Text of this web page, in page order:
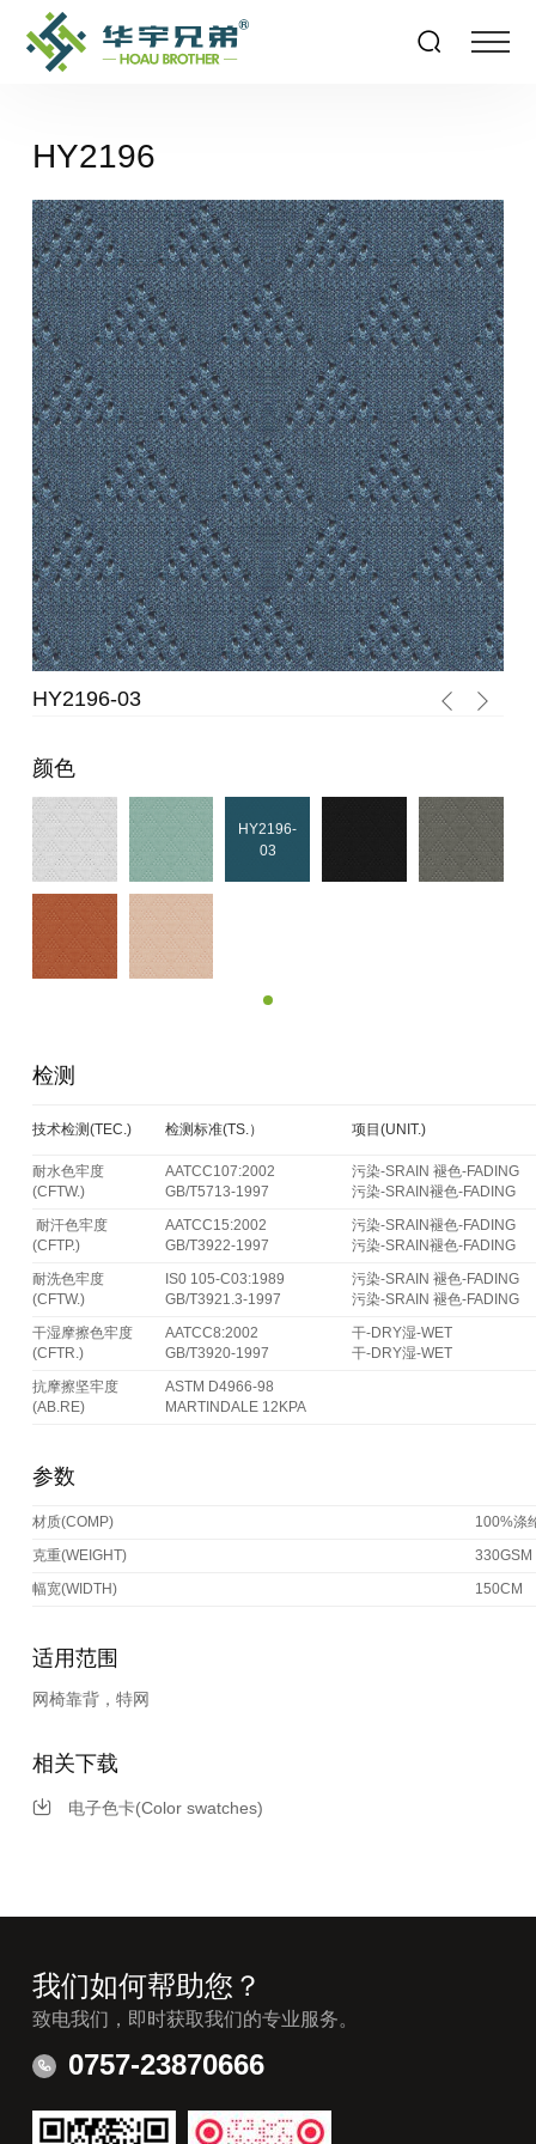
HY2196
HY2196-03
颜色
HY2196-
03
检测
技术检测(TEC.) 检测标准(TS.） 项目(UNIT.)
耐水色牢度
(CFTW.)
AATCC107:2002
GB/T5713-1997
污染-SRAIN 褪色-FADING
污染-SRAIN褪色-FADING
耐汗色牢度
(CFTP.)
AATCC15:2002
GB/T3922-1997
污染-SRAIN褪色-FADING
污染-SRAIN褪色-FADING
耐洗色牢度
(CFTW.)
IS0 105-C03:1989
GB/T3921.3-1997
污染-SRAIN 褪色-FADING
污染-SRAIN 褪色-FADING
干湿摩擦色牢度
(CFTR.)
AATCC8:2002
GB/T3920-1997
干-DRY湿-WET
干-DRY湿-WET
抗摩擦坚牢度
(AB.RE)
ASTM D4966-98
MARTINDALE 12KPA
参数
材质(COMP)
100%涤
克重(WEIGHT)
330GSM
幅宽(WIDTH)
150CM
适用范围
网椅靠背，特网
相关下载
电子色卡(Color swatches)
我们如何帮助您？
致电我们，即时获取我们的专业服务。
0757-23870666